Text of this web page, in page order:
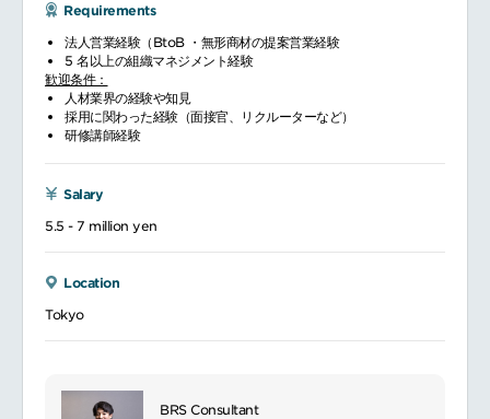
Requirements
法人営業経験（BtoB ・無形商材の提案営業経験
5 名以上の組織マネジメント経験
歓迎条件：
人材業界の経験や知見
採用に関わった経験（面接官、リクルーターなど）
研修講師経験
Salary
5.5 - 7 million yen
Location
Tokyo
BRS Consultant